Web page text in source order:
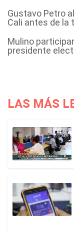
Gustavo Petro
Cali antes de la
Mulino
presidente
LAS MÁS